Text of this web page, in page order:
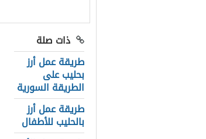
ذات صلة
طريقة عمل أرز
بحليب على
الطريقة السورية
طريقة عمل أرز
بالحليب للأطفال